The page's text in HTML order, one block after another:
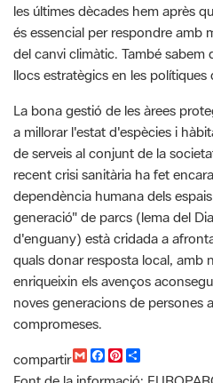
llocs estratègics en les
La bona gestió de les àrees
a millorar l'estat d'espècies i
de serveis al conjunt de la
recent crisi sanitària ha fet
dependència humana dels
generació" de parcs (lema del
d'enguany) està cridada a
quals donar resposta local, amb
enriqueixin els avenços
noves generacions de persones
compromeses.
compartir
G
m
a
i
F
a
b
o
o
P
i
e
r
e
C
o
t
Font de la informació: EUROPARC
Categoria: Notícies d'arreu, Dia
Biodiversitat, Educació